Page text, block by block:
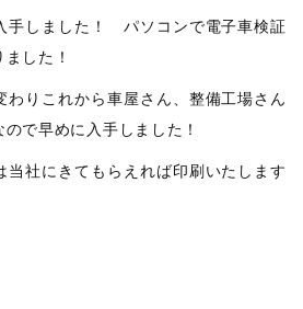
手しました！ パソコンで電子車検証
した！
わりこれから車屋さん、整備工場さん
で早めに入手しました！
当社にきてもらえれば印刷いたします